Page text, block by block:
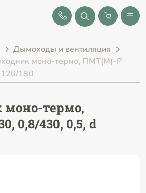
8 (843) 212-25-32
Дымоходы и вентиляция
моно-термо, ПМТ(М)-Р
180
моно-термо,
0,8/430, 0,5, d